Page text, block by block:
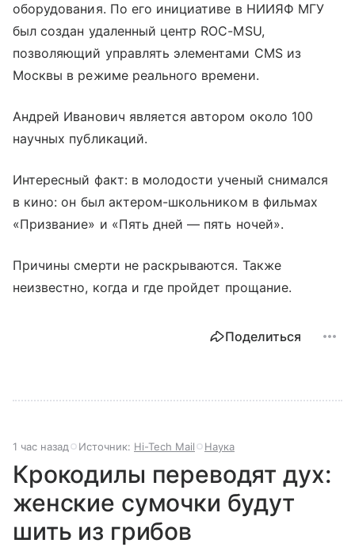
оборудования. По его инициативе в НИИЯФ МГУ
был создан удаленный центр ROC-MSU,
позволяющий управлять элементами CMS из
Москвы в режиме реального времени.
Андрей Иванович является автором около 100
научных публикаций.
Интересный факт: в молодости ученый снимался
в кино: он был актером-школьником в фильмах
«Призвание» и «Пять дней — пять ночей».
Причины смерти не раскрываются. Также
неизвестно, когда и где пройдет прощание.
Поделиться
1 час назад Источник: Hi-Tech Mail Наука
Крокодилы переводят дух:
женские сумочки будут
шить из грибов